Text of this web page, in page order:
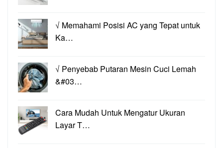
√ Memahami Posisi AC yang Tepat untuk
Ka…
√ Penyebab Putaran Mesin Cuci Lemah
&#03…
Cara Mudah Untuk Mengatur Ukuran
Layar T…